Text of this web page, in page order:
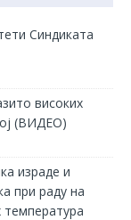
Синдиката
високих
(ВИДЕО)
израде и
при раду на